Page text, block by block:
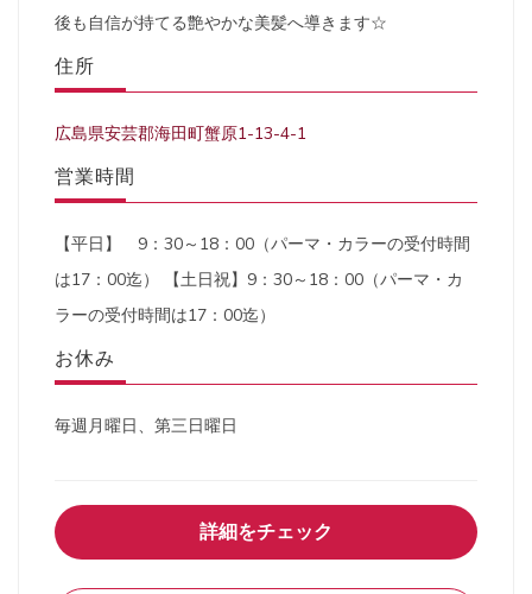
後も自信が持てる艶やかな美髪へ導きます☆
住所
広島県安芸郡海田町蟹原1-13-4-1
営業時間
【平日】 9：30～18：00（パーマ・カラーの受付時間
は17：00迄） 【土日祝】9：30～18：00（パーマ・カ
ラーの受付時間は17：00迄）
お休み
毎週月曜日、第三日曜日
詳細をチェック